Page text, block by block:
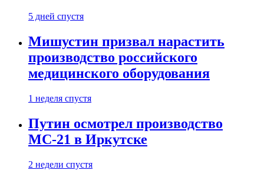
5 дней спустя
Мишустин призвал нарастить
производство российского
медицинского оборудования
1 неделя спустя
Путин осмотрел производство
МС-21 в Иркутске
2 недели спустя